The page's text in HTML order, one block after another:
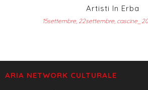
Artisti In Erba
15settembre, 22settembre,
ARIA NETWORK CULTURALE